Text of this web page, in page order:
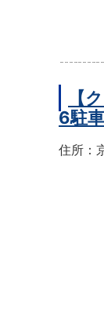
【
6駐
住所：